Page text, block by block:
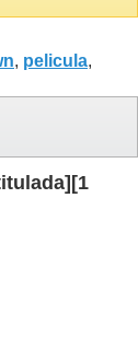
, pelicula,